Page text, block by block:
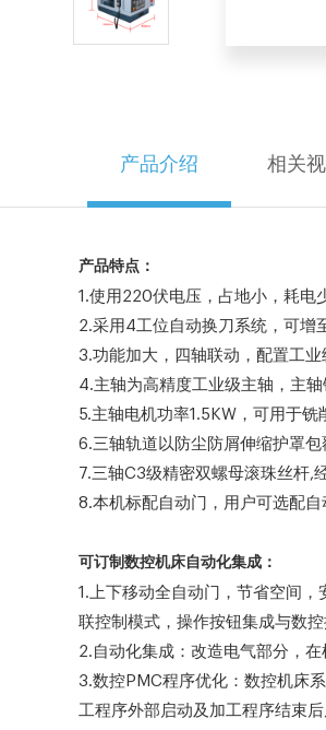
产品介绍 相关
产品特点：
1.使用220伏电压，占地小，耗电
2.采用4工位自动换刀系统，可增
3.功能加大，四轴联动，配置工
4.主轴为高精度工业级主轴，主
5.主轴电机功率1.5KW，可用于
6.三轴轨道以防尘防屑伸缩护罩
7.三轴C3级精密双螺母滚珠丝杆,
8.本机标配自动门，用户可选配
可订制数控机床自动化集成：
1.上下移动全自动门，节省空间
联控制模式，操作按钮集成与数控
2.自动化集成：改造电气部分，
3.数控PMC程序优化：数控机床
工程序外部启动及加工程序结束后